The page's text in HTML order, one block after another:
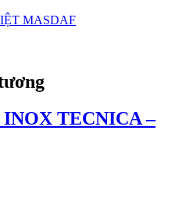
MASDAF
TECNICA –